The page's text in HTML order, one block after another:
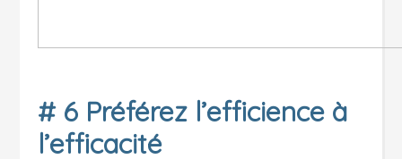
# 6 Préférez l’efficience à
l’efficacité